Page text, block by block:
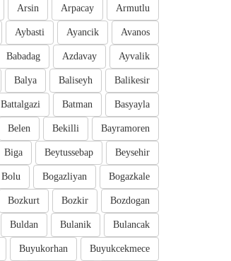
Armutlu
Arpacay
Arsin
Avanos
Ayancik
Aybasti
Ayvalik
Azdavay
Babadag
Balikesir
Baliseyh
Balya
Basyayla
Batman
Battalgazi
Bayramoren
Bekilli
Belen
Beysehir
Beytussebap
Biga
Bogazkale
Bogazliyan
Bolu
Bozdogan
Bozkir
Bozkurt
Bulancak
Bulanik
Buldan
Buyukcekmece
Buyukorhan